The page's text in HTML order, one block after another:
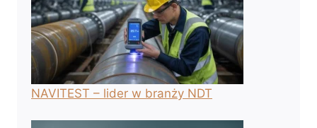
NAVITEST – lider w branży NDT